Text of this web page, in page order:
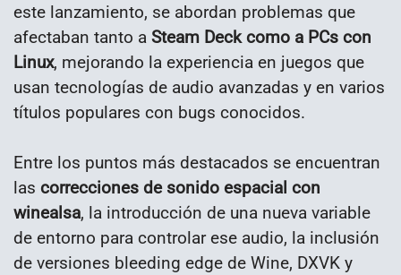
este lanzamiento, se abordan problemas que
afectaban tanto a Steam Deck como a PCs con
Linux, mejorando la experiencia en juegos que
usan tecnologías de audio avanzadas y en varios
títulos populares con bugs conocidos.
Entre los puntos más destacados se encuentran
las correcciones de sonido espacial con
winealsa, la introducción de una nueva variable
de entorno para controlar ese audio, la inclusión
de versiones bleeding edge de Wine, DXVK y